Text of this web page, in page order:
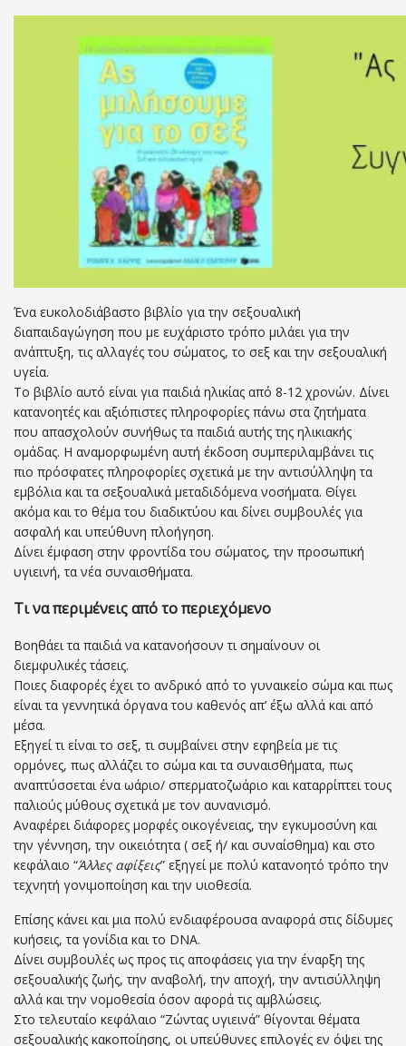
Ένα ευκολοδιάβαστο βιβλίο για την σεξουαλική
διαπαιδαγώγηση που με ευχάριστο τρόπο μιλάει για την
ανάπτυξη, τις αλλαγές του σώματος, το σεξ και την σεξουαλική
υγεία.
Το βιβλίο αυτό είναι για παιδιά ηλικίας από 8-12 χρονών. Δίνει
κατανοητές και αξιόπιστες πληροφορίες πάνω στα ζητήματα
που απασχολούν συνήθως τα παιδιά αυτής της ηλικιακής
ομάδας. Η αναμορφωμένη αυτή έκδοση συμπεριλαμβάνει τις
πιο πρόσφατες πληροφορίες σχετικά με την αντισύλληψη τα
εμβόλια και τα σεξουαλικά μεταδιδόμενα νοσήματα. Θίγει
ακόμα και το θέμα του διαδικτύου και δίνει συμβουλές για
ασφαλή και υπεύθυνη πλοήγηση.
Δίνει έμφαση στην φροντίδα του σώματος, την προσωπική
υγιεινή, τα νέα συναισθήματα.
Τι να περιμένεις από το περιεχόμενο
Βοηθάει τα παιδιά να κατανοήσουν τι σημαίνουν οι
διεμφυλικές τάσεις.
Ποιες διαφορές έχει το ανδρικό από το γυναικείο σώμα και πως
είναι τα γεννητικά όργανα του καθενός απ’ έξω αλλά και από
μέσα.
Εξηγεί τι είναι το σεξ, τι συμβαίνει στην εφηβεία με τις
ορμόνες, πως αλλάζει το σώμα και τα συναισθήματα, πως
αναπτύσσεται ένα ωάριο/ σπερματοζωάριο και καταρρίπτει τους
παλιούς μύθους σχετικά με τον αυνανισμό.
Αναφέρει διάφορες μορφές οικογένειας, την εγκυμοσύνη και
την γέννηση, την οικειότητα ( σεξ ή/ και συναίσθημα) και στο
κεφάλαιο “Άλλες αφίξεις” εξηγεί με πολύ κατανοητό τρόπο την
τεχνητή γονιμοποίηση και την υιοθεσία.
Επίσης κάνει και μια πολύ ενδιαφέρουσα αναφορά στις δίδυμες
κυήσεις, τα γονίδια και το DNA.
Δίνει συμβουλές ως προς τις αποφάσεις για την έναρξη της
σεξουαλικής ζωής, την αναβολή, την αποχή, την αντισύλληψη
αλλά και την νομοθεσία όσον αφορά τις αμβλώσεις.
Στο τελευταίο κεφάλαιο “Ζώντας υγιεινά” θίγονται θέματα
σεξουαλικής κακοποίησης, οι υπεύθυνες επιλογές εν όψει της